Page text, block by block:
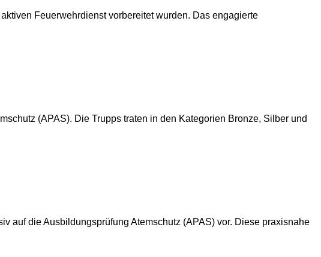
Feuerwehrdienst vorbereitet wurden. Das engagierte
(APAS). Die Trupps traten in den Kategorien Bronze, Silber und
auf die Ausbildungsprüfung Atemschutz (APAS) vor. Diese praxisnahe